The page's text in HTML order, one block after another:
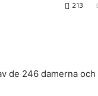
213
de 246 damerna och